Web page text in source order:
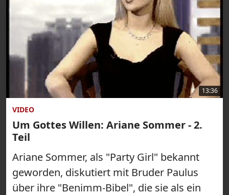
13:36
VIDEO
Um Gottes Willen: Ariane Sommer - 2.
Teil
Ariane Sommer, als "Party Girl" bekannt
geworden, diskutiert mit Bruder Paulus
über ihre "Benimm-Bibel", die sie als ein